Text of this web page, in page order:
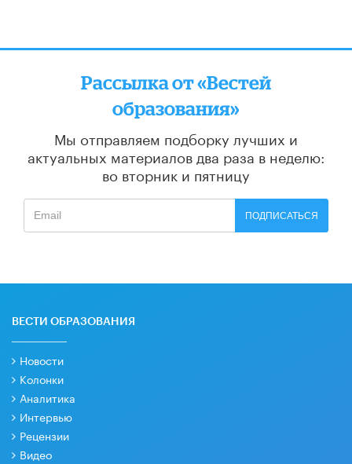
Рассылка от «Вестей
образования»
Мы отправляем подборку лучших и
актуальных материалов два раза в неделю:
во вторник и пятницу
ПОДПИСАТЬСЯ
ВЕСТИ ОБРАЗОВАНИЯ
Новости
Колонки
Аналитика
Интервью
Рецензии
Видео